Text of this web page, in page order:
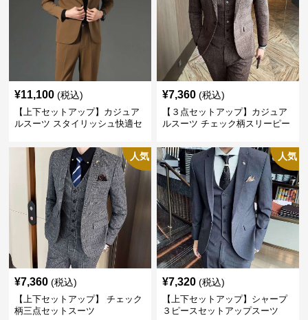
¥11,100 (税込)
【上下セットアップ】カジュア
ルスーツ スタイリッシュ快適セ
¥7,360 (税込)
【３点セットアップ】カジュア
ルスーツ チェック柄スリーピー
人気
¥7,360 (税込)
【上下セットアップ】 チェック
柄三点セットスーツ
人気
¥7,320 (税込)
【上下セットアップ】シャープ
３ピースセットアップスーツ